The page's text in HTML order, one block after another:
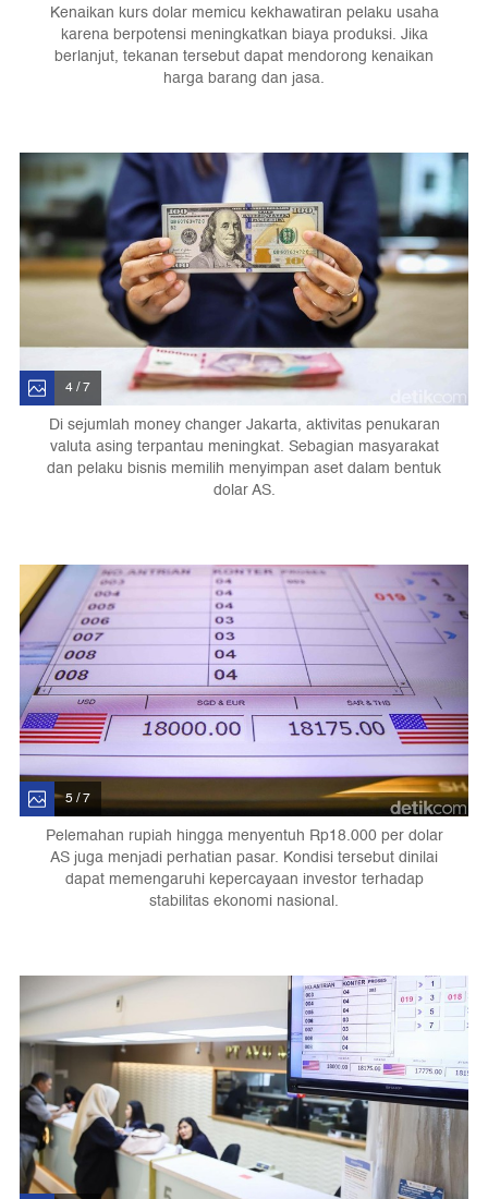
Kenaikan kurs dolar memicu kekhawatiran pelaku usaha
karena berpotensi meningkatkan biaya produksi. Jika
berlanjut, tekanan tersebut dapat mendorong kenaikan
harga barang dan jasa.
4 / 7
Di sejumlah money changer Jakarta, aktivitas penukaran
valuta asing terpantau meningkat. Sebagian masyarakat
dan pelaku bisnis memilih menyimpan aset dalam bentuk
dolar AS.
5 / 7
Pelemahan rupiah hingga menyentuh Rp18.000 per dolar
AS juga menjadi perhatian pasar. Kondisi tersebut dinilai
dapat memengaruhi kepercayaan investor terhadap
stabilitas ekonomi nasional.